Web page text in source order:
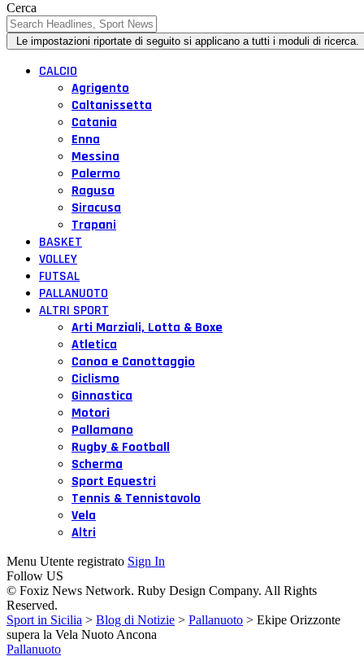
Cerca
CALCIO
Agrigento
Caltanissetta
Catania
Enna
Messina
Palermo
Ragusa
Siracusa
Trapani
BASKET
VOLLEY
FUTSAL
PALLANUOTO
ALTRI SPORT
Arti Marziali, Lotta & Boxe
Atletica
Canoa e Canottaggio
Ciclismo
Ginnastica
Motori
Pallamano
Rugby & Football
Scherma
Sport Equestri
Tennis & Tennistavolo
Vela
Altri
Menu Utente registrato Sign In
Follow US
© Foxiz News Network. Ruby Design Company. All Rights
Reserved.
Sport in Sicilia > Blog di Notizie > Pallanuoto > Ekipe Orizzonte
supera la Vela Nuoto Ancona
Pallanuoto